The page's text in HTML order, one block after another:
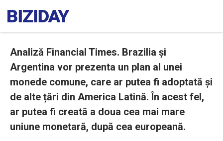
Analiză Financial Times. Brazilia şi
Argentina vor prezenta un plan al unei
monede comune, care ar putea fi adoptată și
de alte țări din America Latină. În acest fel,
ar putea fi creată a doua cea mai mare
uniune monetară, după cea europeană.